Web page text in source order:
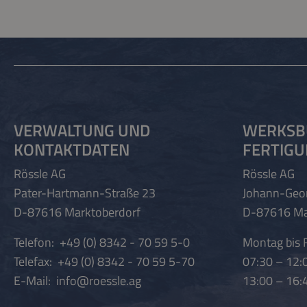
VERWALTUNG UND
KONTAKTDATEN
Rössle AG
Pater-Hartmann-Straße 23
D-87616 Marktoberdorf
Telefon: +49 (0) 8342 - 70 59 5-0
Telefax: +49 (0) 8342 - 70 59 5-70
E-Mail: info@roessle.ag
Rössle AG
Johann-
D-87616
Montag bis
07:30 –
13:00 –